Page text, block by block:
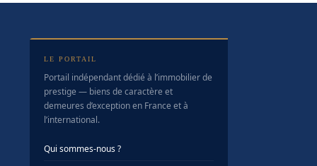
LE PORTAIL
Portail indépendant dédié à l’immobilier de
prestige — biens de caractère et
demeures d’exception en France et à
l’international.
Qui sommes-nous ?